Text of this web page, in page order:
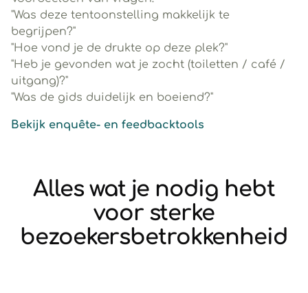
"Was deze tentoonstelling makkelijk te
begrijpen?"
"Hoe vond je de drukte op deze plek?"
"Heb je gevonden wat je zocht (toiletten / café /
uitgang)?"
"Was de gids duidelijk en boeiend?"
Bekijk enquête- en feedbacktools
Alles wat je nodig hebt
voor sterke
bezoekersbetrokkenheid